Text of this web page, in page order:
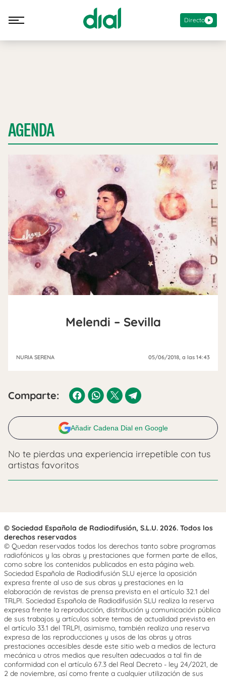
Directo
AGENDA
Melendi – Sevilla
NURIA SERENA 05/06/2018 , a las 14:43
Comparte:
Añadir Cadena Dial en Google
No te pierdas una experiencia irrepetible con tus
artistas favoritos
© Sociedad Española de Radiodifusión, S.L.U. 2026. Todos los
derechos reservados
© Quedan reservados todos los derechos tanto sobre programas
radiofónicos y las obras y prestaciones que formen parte de ellos,
como sobre los contenidos publicados en esta página web.
Sociedad Española de Radiodifusión SLU ejerce la oposición
expresa frente al uso de sus obras y prestaciones en la
elaboración de revistas de prensa prevista en el artículo 32.1 del
TRLPI. Sociedad Española de Radiodifusión SLU realiza la reserva
expresa frente la reproducción, distribución y comunicación pública
de sus trabajos y artículos sobre temas de actualidad prevista en
el artículo 33.1 del TRLPI, asimismo, también realiza una reserva
expresa de las reproducciones y usos de las obras y otras
prestaciones accesibles desde este sitio web a medios de lectura
mecánica u otros medios que resulten adecuados a tal fin de
conformidad con el artículo 67.3 del Real Decreto - ley 24/2021, de
2 de noviembre, así como frente a cualquier utilización de sus